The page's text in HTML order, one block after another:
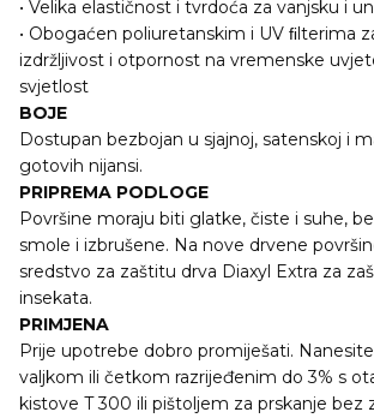
• Velika elastičnost i tvrdoća za vanjsku i
• Obogaćen poliuretanskim i UV ﬁlterima
izdržljivost i otpornost na vremenske
svjetlost
BOJE
Dostupan bezbojan u sjajnoj, satenskoj i
gotovih nijansi.
PRIPREMA PODLOGE
Površine moraju biti glatke, čiste i suhe,
smole i izbrušene. Na nove drvene
sredstvo za zaštitu drva Diaxyl Extra za
insekata.
PRIMJENA
Prije upotrebe dobro promiješati.
valjkom ili četkom razrijeđenim do 3% s
kistove T 300 ili pištoljem za prskanje bez